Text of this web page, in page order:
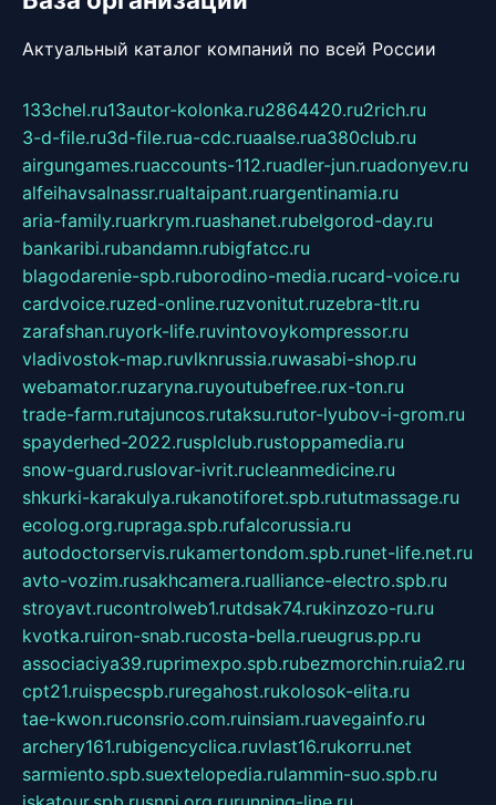
Актуальный каталог компаний по всей России
133chel.ru13autor-kolonka.ru2864420.ru2rich.ru
3-d-file.ru3d-file.rua-cdc.ruaalse.rua380club.ru
airgungames.ruaccounts-112.ruadler-jun.ruadonyev.ru
alfeihavsalnassr.rualtaipant.ruargentinamia.ru
aria-family.ruarkrym.ruashanet.rubelgorod-day.ru
bankaribi.rubandamn.rubigfatcc.ru
blagodarenie-spb.ruborodino-media.rucard-voice.ru
cardvoice.ruzed-online.ruzvonitut.ruzebra-tlt.ru
zarafshan.ruyork-life.ruvintovoykompressor.ru
vladivostok-map.ruvlknrussia.ruwasabi-shop.ru
webamator.ruzaryna.ruyoutubefree.rux-ton.ru
trade-farm.rutajuncos.rutaksu.rutor-lyubov-i-grom.ru
spayderhed-2022.rusplclub.rustoppamedia.ru
snow-guard.ruslovar-ivrit.rucleanmedicine.ru
shkurki-karakulya.rukanotiforet.spb.rututmassage.ru
ecolog.org.rupraga.spb.rufalcorussia.ru
autodoctorservis.rukamertondom.spb.runet-life.net.ru
avto-vozim.rusakhcamera.rualliance-electro.spb.ru
stroyavt.rucontrolweb1.rutdsak74.rukinzozo-ru.ru
kvotka.ruiron-snab.rucosta-bella.rueugrus.pp.ru
associaciya39.ruprimexpo.spb.rubezmorchin.ruia2.ru
cpt21.ruispecspb.ruregahost.rukolosok-elita.ru
tae-kwon.ruconsrio.com.ruinsiam.ruavegainfo.ru
archery161.rubigencyclica.ruvlast16.rukorru.net
sarmiento.spb.suextelopedia.rulammin-suo.spb.ru